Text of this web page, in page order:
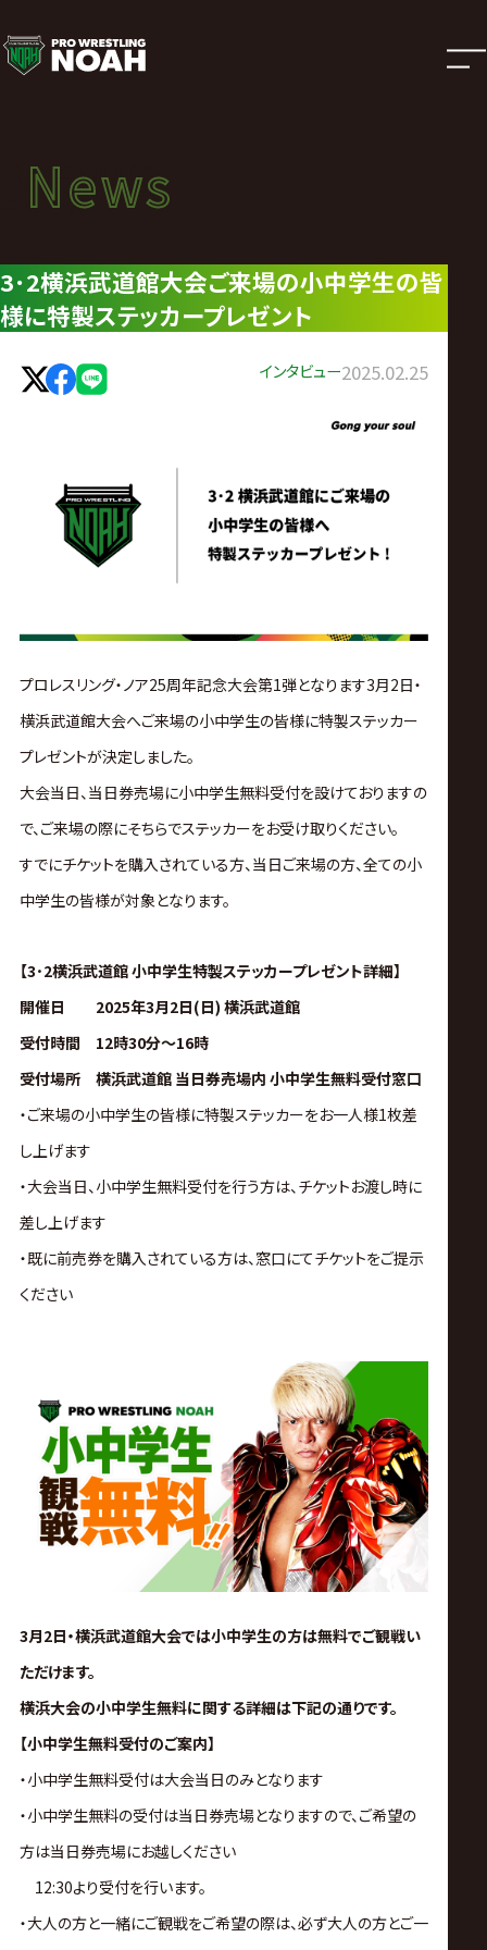
ニ
ュ
ー
ス
|
プ
ロ
ン
グ・
ノ
ア
公
式
サ
イ
ト
News
ニュース
News
3･2横浜武道館大会ご来場の小中学生の皆
様に特製ステッカープレゼント
インタビュー2025.02.25
プロレスリング・ノア25周年記念大会第1弾となります3月2日・
横浜武道館大会へご来場の小中学生の皆様に特製ステッカー
プレゼントが決定しました。
大会当日、当日券売場に小中学生無料受付を設けておりますの
で、ご来場の際にそちらでステッカーをお受け取りください。
すでにチケットを購入されている方、当日ご来場の方、全ての小
中学生の皆様が対象となります。
【3･2横浜武道館 小中学生特製ステッカープレゼント詳細】
開催日 2025年3月2日(日) 横浜武道館
受付時間 12時30分〜16時
受付場所 横浜武道館 当日券売場内 小中学生無料受付窓口
・ご来場の小中学生の皆様に特製ステッカーをお一人様1枚差
し上げます
・大会当日、小中学生無料受付を行う方は、チケットお渡し時に
差し上げます
・既に前売券を購入されている方は、窓口にてチケットをご提示
ください
3月2日・横浜武道館大会では小中学生の方は無料でご観戦い
ただけます。
横浜大会の小中学生無料に関する詳細は下記の通りです。
【小中学生無料受付のご案内】
・小中学生無料受付は大会当日のみとなります
・小中学生無料の受付は当日券売場となりますので、ご希望の
方は当日券売場にお越しください
12:30より受付を行います。
・大人の方と一緒にご観戦をご希望の際は、必ず大人の方とご一